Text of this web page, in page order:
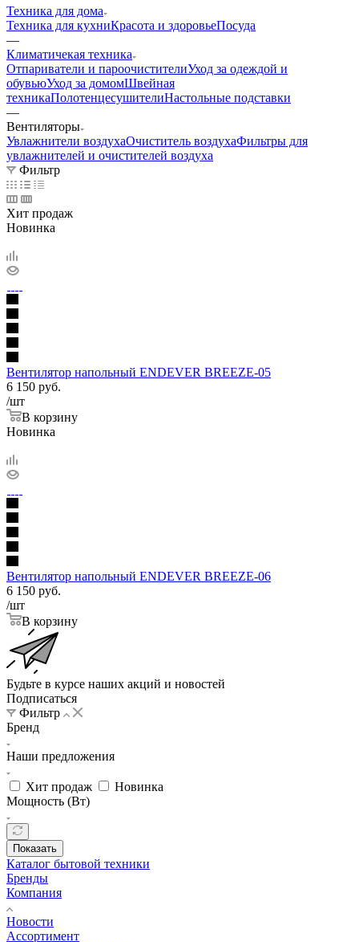
Техника для дома
Техника для кухниКрасота и здоровьеПосуда
—
Климатичекая техника
Отпариватели и пароочистителиУход за одеждой и
обувьюУход за домомШвейная
техникаПолотенцесушителиНастольные подставки
—
Вентиляторы
Увлажнители воздухаОчиститель воздухаФильтры для
увлажнителей и очистителей воздуха
Фильтр
Хит продаж
Новинка
Вентилятор напольный ENDEVER BREEZE-05
6 150 руб.
/шт
В корзину
Новинка
Вентилятор напольный ENDEVER BREEZE-06
6 150 руб.
/шт
В корзину
Будьте в курсе наших акций и новостей
Подписаться
Фильтр
Бренд
Наши предложения
Хит продаж
Новинка
Мощность (Вт)
Показать
Каталог бытовой техники
Бренды
Компания
Новости
Ассортимент